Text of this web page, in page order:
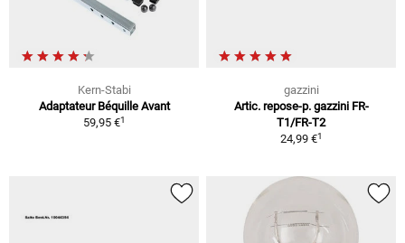
Kern-Stabi
Adaptateur Béquille Avant
59,95 €1
gazzini
Artic. repose-p. gazzini FR-
T1/FR-T2
24,99 €1